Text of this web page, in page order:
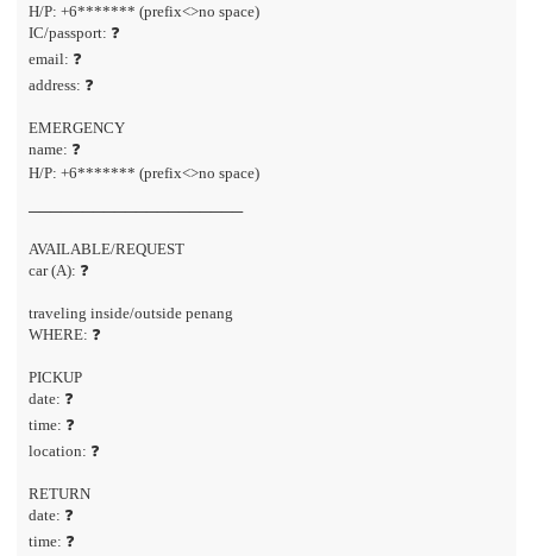
H/P: +6******* (prefix<>no space)
IC/passport: ❓
email: ❓
address: ❓
EMERGENCY
name: ❓
H/P: +6******* (prefix<>no space)
────────────────────
AVAILABLE/REQUEST
car (A): ❓
traveling inside/outside penang
WHERE: ❓
PICKUP
date: ❓
time: ❓
location: ❓
RETURN
date: ❓
time: ❓